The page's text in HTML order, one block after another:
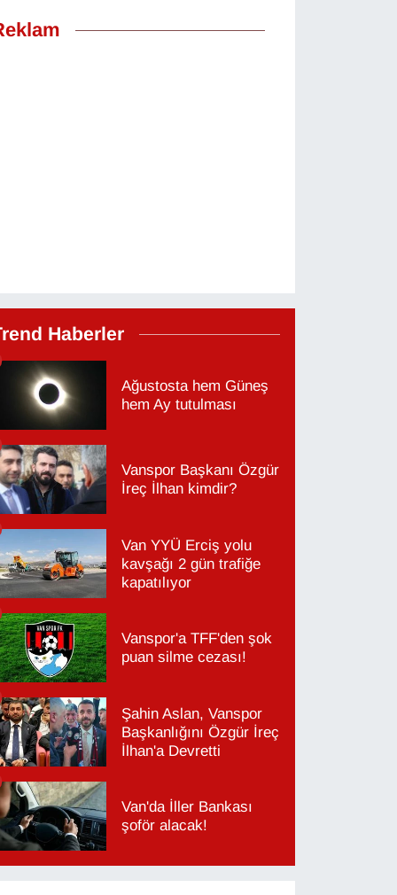
Haberler
Ağustosta hem Güneş
hem Ay tutulması
Vanspor Başkanı Özgür
İreç İlhan kimdir?
Van YYÜ Erciş yolu
kavşağı 2 gün trafiğe
kapatılıyor
Vanspor'a TFF'den şok
puan silme cezası!
Şahin Aslan, Vanspor
Başkanlığını Özgür İreç
İlhan'a Devretti
Van'da İller Bankası
şoför alacak!